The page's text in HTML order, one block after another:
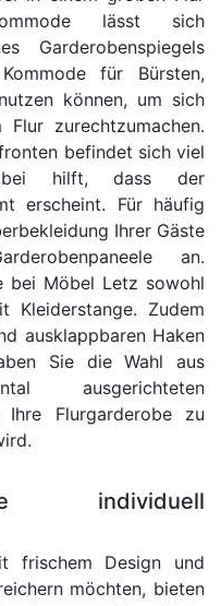
lässt sich
Garderobenspiegels
für Bürsten,
können, um sich
zurechtzumachen.
befindet sich viel
hilft, dass der
erscheint. Für häufig
Ihrer Gäste
an.
bei Möbel Letz sowohl
Kleiderstange. Zudem
ausklappbaren Haken
Sie die Wahl aus
ausgerichteten
Ihre Flurgarderobe zu
individuell
frischem Design und
möchten, bieten